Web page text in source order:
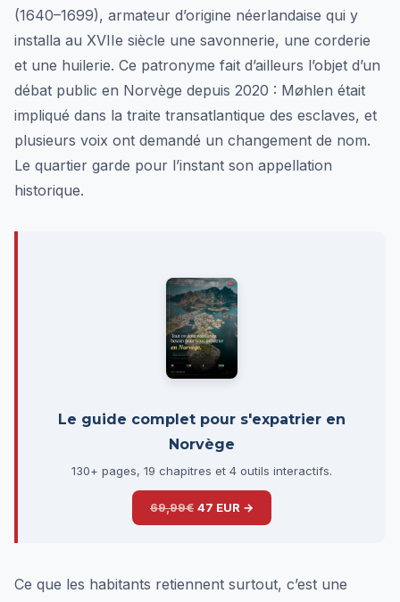
(1640–1699), armateur d’origine néerlandaise qui y
installa au XVIIe siècle une savonnerie, une corderie
et une huilerie. Ce patronyme fait d’ailleurs l’objet d’un
débat public en Norvège depuis 2020 : Møhlen était
impliqué dans la traite transatlantique des esclaves, et
plusieurs voix ont demandé un changement de nom.
Le quartier garde pour l’instant son appellation
historique.
Le guide complet pour s'expatrier en
Norvège
130+ pages, 19 chapitres et 4 outils interactifs.
69,99€ 47 EUR →
Ce que les habitants retiennent surtout, c’est une